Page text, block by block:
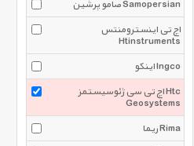
صامو پرشین Samopersian
اچ تی اینسترومنتس
Htinstruments
اینکو Ingco
اچ تی سی ژئوسیستمز Htc
Geosystems
ریما Rima